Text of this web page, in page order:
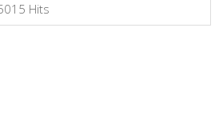
Hits